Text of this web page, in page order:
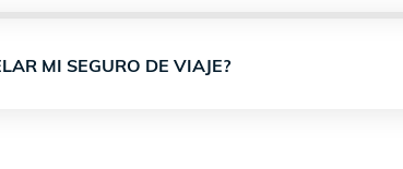
MI SEGURO DE VIAJE?